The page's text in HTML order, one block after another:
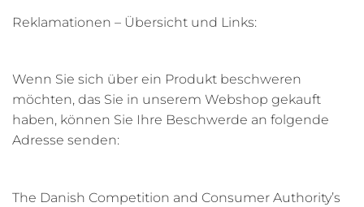
Reklamationen – Übersicht und Links:
Wenn Sie sich über ein Produkt beschweren
möchten, das Sie in unserem Webshop gekauft
haben, können Sie Ihre Beschwerde an folgende
Adresse senden:
The Danish Competition and Consumer Authority’s